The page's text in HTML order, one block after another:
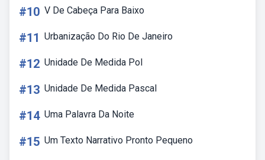
#10 V De Cabeça Para Baixo
#11 Urbanização Do Rio De Janeiro
#12 Unidade De Medida Pol
#13 Unidade De Medida Pascal
#14 Uma Palavra Da Noite
#15 Um Texto Narrativo Pronto Pequeno